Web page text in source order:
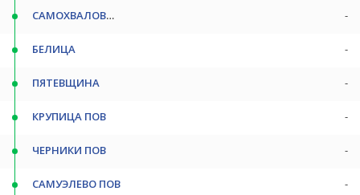
САМОХВАЛОВИЧИ ПОВ -
БЕЛИЦА -
ПЯТЕВЩИНА -
КРУПИЦА ПОВ -
ЧЕРНИКИ ПОВ -
САМУЭЛЕВО ПОВ -